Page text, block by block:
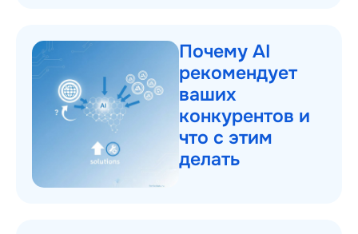
Почему AI
рекомендует
ваших
конкурентов и
что с этим
делать